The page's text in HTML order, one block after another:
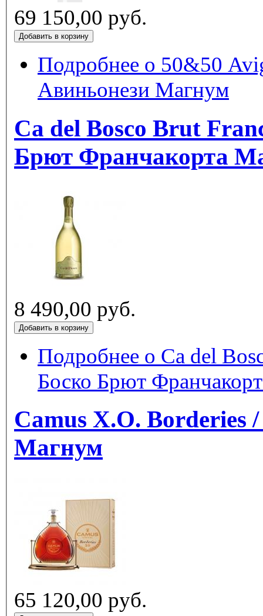
69 150,00 руб.
Подробнее о 50&50
Авиньонези Магнум
Ca del Bosco Brut
Брют Франчакорта
8 490,00 руб.
Подробнее о Ca del
Боско Брют
Camus X.O.
Магнум
65 120,00 руб.